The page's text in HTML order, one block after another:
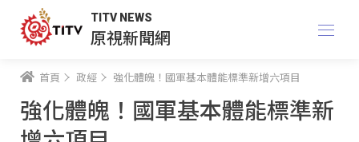
TITV NEWS
原視新聞網
首頁 政經 強化體魄！國軍基本體能標準新增六項目
強化體魄！國軍基本體能標準新